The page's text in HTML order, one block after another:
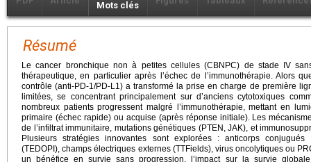
Mots clés
Résumé
Le cancer bronchique non à petites cellules (CBNPC) de stade IV
thérapeutique, en particulier après l’échec de l’immunothérapie. Alors
contrôle (anti-PD-1/PD-L1) a transformé la prise en charge de première
limitées, se concentrant principalement sur d’anciens cytotoxiques
nombreux patients progressent malgré l’immunothérapie, mettant en
primaire (échec rapide) ou acquise (après réponse initiale). Les
de l’infiltrat immunitaire, mutations génétiques (PTEN, JAK), et
Plusieurs stratégies innovantes sont explorées : anticorps conjugués
(TEDOPI), champs électriques externes (TTFields), virus oncolytiques ou
un bénéfice en survie sans progression, l’impact sur la survie